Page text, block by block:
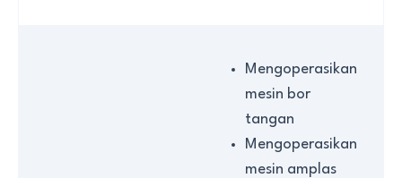
Mengoperasikan
mesin bor
tangan
Mengoperasikan
mesin amplas